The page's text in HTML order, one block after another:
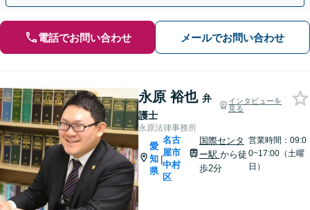
電話でお問い合わせ メールでお問い合わせ
永原 裕也 弁
護士
インタビューを
見る
永原法律事務所
愛
知
県
|
名古
屋市
中村
区
国際センタ
ー駅 から徒
歩2分
営業時間：09:0
0~17:00（土曜
日）